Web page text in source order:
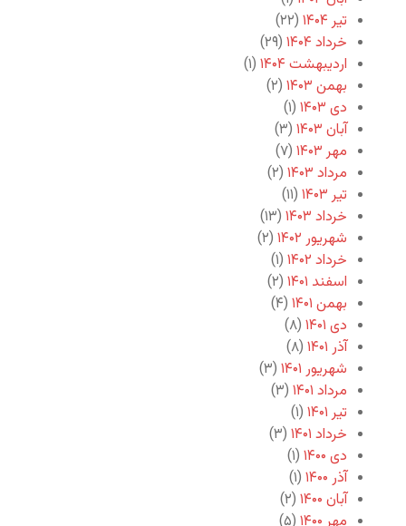
تیر ۱۴۰۴
(۲۲)
خرداد ۱۴۰۴
(۲۹)
اردیبهشت ۱۴۰۴
(۱)
بهمن ۱۴۰۳
(۲)
دی ۱۴۰۳
(۱)
آبان ۱۴۰۳
(۳)
مهر ۱۴۰۳
(۷)
مرداد ۱۴۰۳
(۲)
تیر ۱۴۰۳
(۱۱)
خرداد ۱۴۰۳
(۱۳)
شهریور ۱۴۰۲
(۲)
خرداد ۱۴۰۲
(۱)
اسفند ۱۴۰۱
(۲)
بهمن ۱۴۰۱
(۴)
دی ۱۴۰۱
(۸)
آذر ۱۴۰۱
(۸)
شهریور ۱۴۰۱
(۳)
مرداد ۱۴۰۱
(۳)
تیر ۱۴۰۱
(۱)
خرداد ۱۴۰۱
(۳)
دی ۱۴۰۰
(۱)
آذر ۱۴۰۰
(۱)
آبان ۱۴۰۰
(۲)